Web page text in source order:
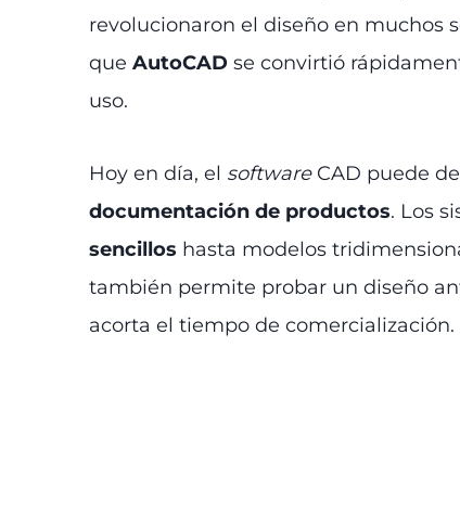
revolucionaron el diseño en muchos
que AutoCAD se convirtió
uso.
Hoy en día, el softwareCAD puede
documentación de productos. Los
sencillos hasta modelos
también permite probar un diseño
acorta el tiempo de comercialización.